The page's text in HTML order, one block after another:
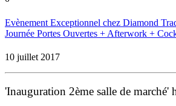
Evènement Exceptionnel chez Diamond
Journée Portes Ouvertes + Afterwork +
10 juillet 2017
'Inauguration 2ème salle de marché'